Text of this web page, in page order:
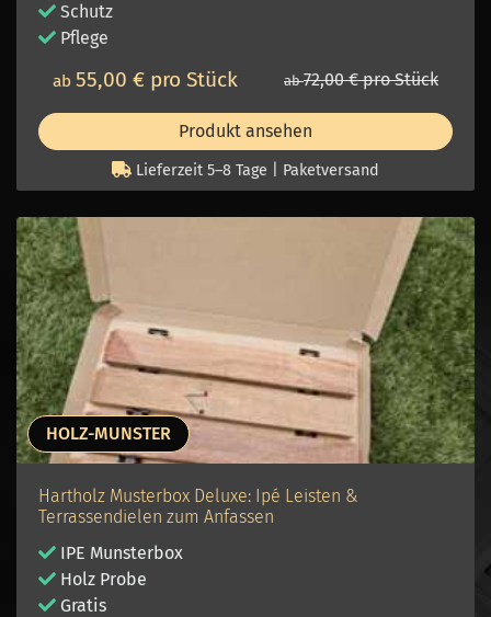
Schutz
Pflege
ab 55,00 € pro Stück ab72,00 € pro Stück
Produkt ansehen
Lieferzeit 5–8 Tage | Paketversand
HOLZ-MUNSTER
Hartholz Musterbox Deluxe: Ipé Leisten &
Terrassendielen zum Anfassen
IPE Munsterbox
Holz Probe
Gratis